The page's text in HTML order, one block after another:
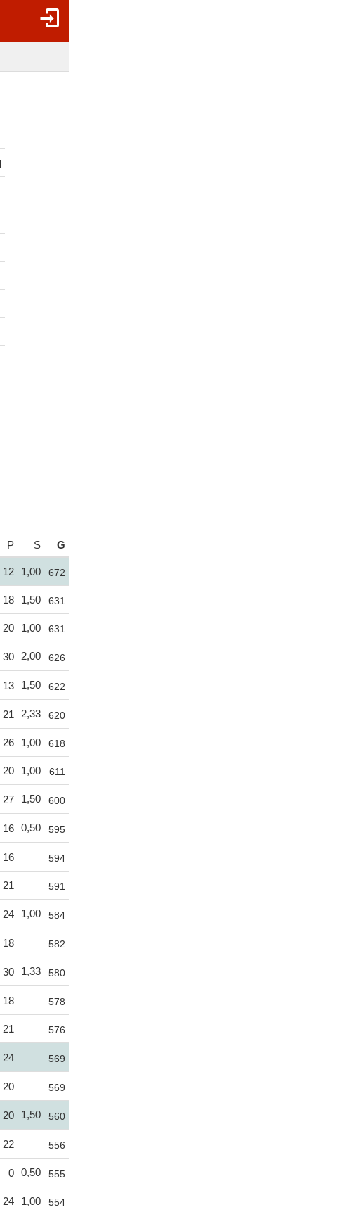
P S G
12 1,00 672
18 1,50 631
20 1,00 631
30 2,00 626
13 1,50 622
21 2,33 620
26 1,00 618
20 1,00 611
27 1,50 600
16 0,50 595
16 594
21 591
24 1,00 584
18 582
30 1,33 580
18 578
21 576
24 569
20 569
20 1,50 560
22 556
0 0,50 555
24 1,00 554